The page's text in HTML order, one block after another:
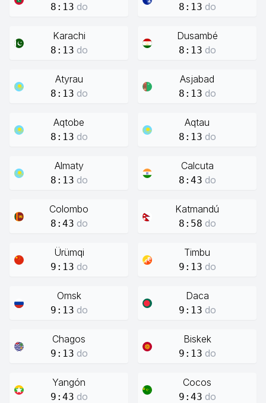
8:13 do 8:13 do
Karachi
8:13 do
Dusambé
8:13 do
Atyrau
8:13 do
Asjabad
8:13 do
Aqtobe
8:13 do
Aqtau
8:13 do
Almaty
8:13 do
Calcuta
8:43 do
Colombo
8:43 do
Katmandú
8:58 do
Ürümqi
9:13 do
Timbu
9:13 do
Omsk
9:13 do
Daca
9:13 do
Chagos
9:13 do
Biskek
9:13 do
Yangón
9:43 do
Cocos
9:43 do